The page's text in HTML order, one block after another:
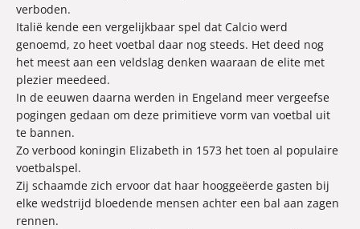
verboden.
Italië kende een vergelijkbaar spel dat Calcio werd
genoemd, zo heet voetbal daar nog steeds. Het deed nog
het meest aan een veldslag denken waaraan de elite met
plezier meedeed.
In de eeuwen daarna werden in Engeland meer vergeefse
pogingen gedaan om deze primitieve vorm van voetbal uit
te bannen.
Zo verbood koningin Elizabeth in 1573 het toen al populaire
voetbalspel.
Zij schaamde zich ervoor dat haar hooggeëerde gasten bij
elke wedstrijd bloedende mensen achter een bal aan zagen
rennen.